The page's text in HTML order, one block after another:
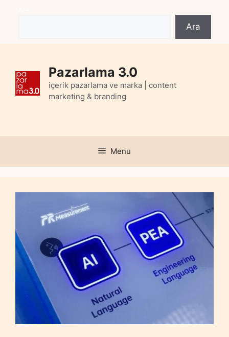
Ara
Pazarlama 3.0
içerik pazarlama ve marka | content
marketing & branding
Menu